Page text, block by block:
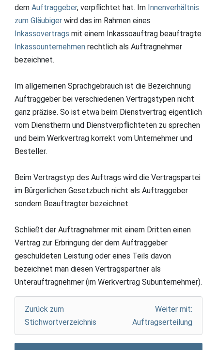
dem Auftraggeber, verpflichtet hat. Im Innenverhältnis
zum Gläubiger wird das im Rahmen eines
Inkassovertrags mit einem Inkassoauftrag beauftragte
Inkassounternehmen rechtlich als Auftragnehmer
bezeichnet.
Im allgemeinen Sprachgebrauch ist die Bezeichnung
Auftraggeber bei verschiedenen Vertragstypen nicht
ganz präzise. So ist etwa beim Dienstvertrag eigentlich
vom Dienstherrn und Dienstverpflichteten zu sprechen
und beim Werkvertrag korrekt vom Unternehmer und
Besteller.
Beim Vertragstyp des Auftrags wird die Vertragspartei
im Bürgerlichen Gesetzbuch nicht als Auftraggeber
sondern Beauftragter bezeichnet.
Schließt der Auftragnehmer mit einem Dritten einen
Vertrag zur Erbringung der dem Auftraggeber
geschuldeten Leistung oder eines Teils davon
bezeichnet man diesen Vertragspartner als
Unterauftragnehmer (im Werkvertrag Subunternehmer).
Zurück zum
Stichwortverzeichnis
Weiter mit:
Auftragserteilung